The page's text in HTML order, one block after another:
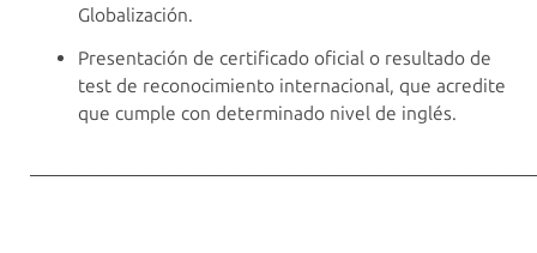
Globalización.
Presentación de certificado oficial o resultado de
test de reconocimiento internacional, que acredite
que cumple con determinado nivel de inglés.